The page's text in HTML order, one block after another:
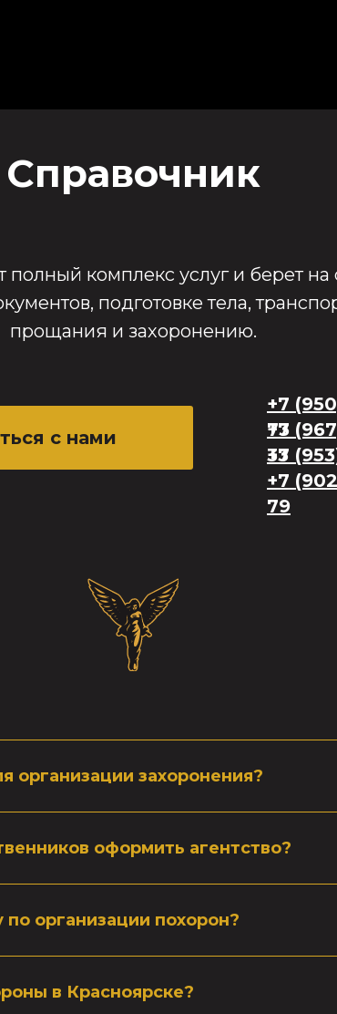
Справочник
полный комплекс услуг и берет на
подготовке тела,
прощания и захоронению.
с нами
+7
73
+7
33
+7
+7
79
организации захоронения?
оформить агентство?
организации похорон?
в Красноярске?